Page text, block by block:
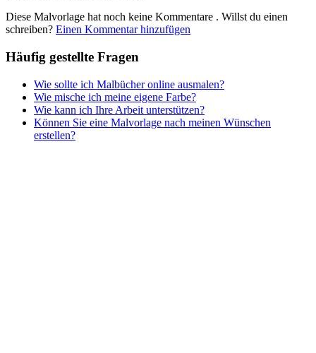
Tiere und Natur
Valentinstag und Liebe
Winter und Weihnachten
Nezaradené
Unkategorisiert
Diese Malvorlage hat noch keine Kommentare . Willst du einen
schreiben? Einen Kommentar hinzufügen
Häufig gestellte Fragen
Wie sollte ich Malbücher online ausmalen?
Wie mische ich meine eigene Farbe?
Wie kann ich Ihre Arbeit unterstützen?
Können Sie eine Malvorlage nach meinen Wünschen
erstellen?